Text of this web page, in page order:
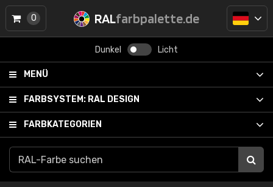
RALfarbpalette.de
Dunkel Licht
MENÜ
FARBSYSTEM: RAL DESIGN
FARBKATEGORIEN
0